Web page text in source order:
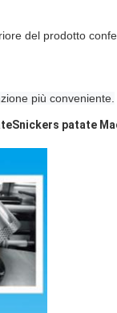
del prodotto
più conveniente.
Snickers patate